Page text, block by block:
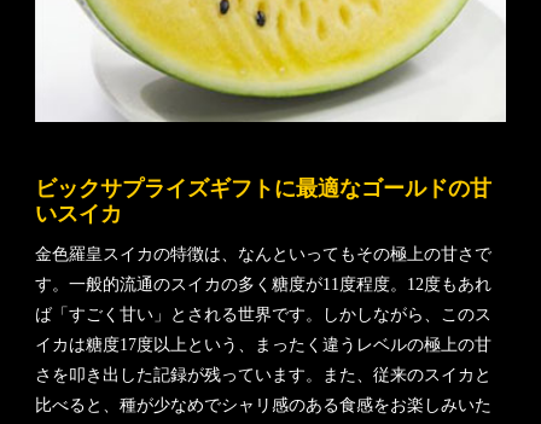
ビックサプライズギフトに最適なゴールドの甘
いスイカ
金色羅皇スイカの特徴は、なんといってもその極上の甘さで
す。一般的流通のスイカの多く糖度が11度程度。12度もあれ
ば「すごく甘い」とされる世界です。しかしながら、このス
イカは糖度17度以上という、まったく違うレベルの極上の甘
さを叩き出した記録が残っています。また、従来のスイカと
比べると、種が少なめでシャリ感のある食感をお楽しみいた